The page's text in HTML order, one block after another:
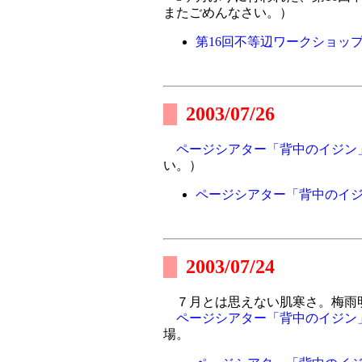
またごめんなさい。）
第16回不等辺ワークショッ
2003/07/26
ページシアター「背中のイジン
い。）
ページシアター「背中のイ
2003/07/24
７月とは思えない肌寒さ。梅雨
ページシアター「背中のイジン
場。